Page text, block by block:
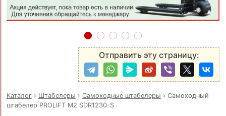
Отправить эту страницу:
Каталог› Штабелеры › Самоходные штабелеры › Самоходный
штабелер PROLIFT M2 SDR1230-S